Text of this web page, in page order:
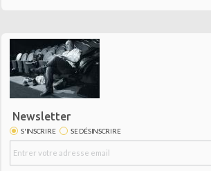
Newsletter
S'INSCRIRE SE DÉSINSCRIRE